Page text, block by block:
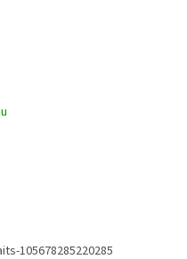
105678285220285